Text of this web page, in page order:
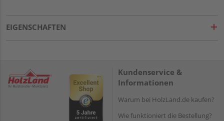
EIGENSCHAFTEN
Kundenservice &
Informationen
Warum bei HolzLand.de kaufen?
Wie funktioniert die Bestellung?